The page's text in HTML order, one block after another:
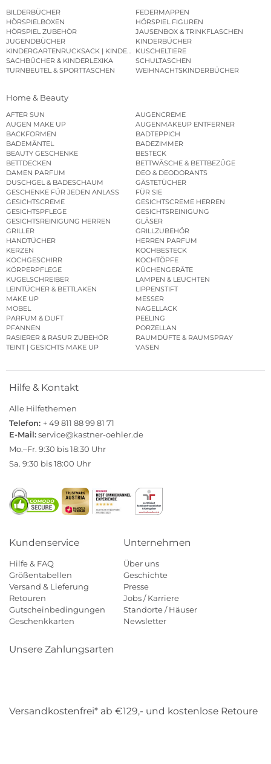
BILDERBÜCHER
FEDERMAPPEN
HÖRSPIELBOXEN
HÖRSPIEL FIGUREN
HÖRSPIEL ZUBEHÖR
JAUSENBOX & TRINKFLASCHEN
JUGENDBÜCHER
KINDERBÜCHER
KINDERGARTENRUCKSACK | KINDERGARTENBEUTEL
KUSCHELTIERE
SACHBÜCHER & KINDERLEXIKA
SCHULTASCHEN
TURNBEUTEL & SPORTTASCHEN
WEIHNACHTSKINDERBÜCHER
Home & Beauty
AFTER SUN
AUGENCREME
AUGEN MAKE UP
AUGENMAKEUP ENTFERNER
BACKFORMEN
BADTEPPICH
BADEMÄNTEL
BADEZIMMER
BEAUTY GESCHENKE
BESTECK
BETTDECKEN
BETTWÄSCHE & BETTBEZÜGE
DAMEN PARFUM
DEO & DEODORANTS
DUSCHGEL & BADESCHAUM
GÄSTETÜCHER
GESCHENKE FÜR JEDEN ANLASS
FÜR SIE
GESICHTSCREME
GESICHTSCREME HERREN
GESICHTSPFLEGE
GESICHTSREINIGUNG
GESICHTSREINIGUNG HERREN
GLÄSER
GRILLER
GRILLZUBEHÖR
HANDTÜCHER
HERREN PARFUM
KERZEN
KOCHBESTECK
KOCHGESCHIRR
KOCHTÖPFE
KÖRPERPFLEGE
KÜCHENGERÄTE
KUGELSCHREIBER
LAMPEN & LEUCHTEN
LEINTÜCHER & BETTLAKEN
LIPPENSTIFT
MAKE UP
MESSER
MÖBEL
NAGELLACK
PARFUM & DUFT
PEELING
PFANNEN
PORZELLAN
RASIERER & RASUR ZUBEHÖR
RAUMDÜFTE & RAUMSPRAY
TEINT | GESICHTS MAKE UP
VASEN
Hilfe & Kontakt
Alle Hilfethemen
Telefon: + 49 811 88 99 81 71
E-Mail:service@kastner-oehler.de
Mo.–Fr. 9:30 bis 18:30 Uhr
Sa. 9:30 bis 18:00 Uhr
Kundenservice
Hilfe & FAQ
Größentabellen
Versand & Lieferung
Retouren
Gutscheinbedingungen
Geschenkkarten
Unternehmen
Über uns
Geschichte
Presse
Jobs / Karriere
Standorte / Häuser
Newsletter
Unsere Zahlungsarten
Versandkostenfrei* ab €129,- und kostenlose Retoure